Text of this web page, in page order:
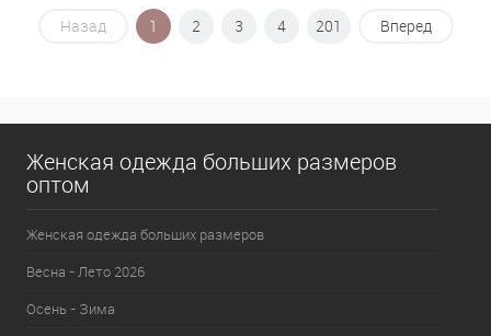
В корзину
Назад 1 2 3 4 201 Вперед
Женская одежда больших размеров
оптом
Женская одежда больших размеров
Весна - Лето 2026
Осень - Зима